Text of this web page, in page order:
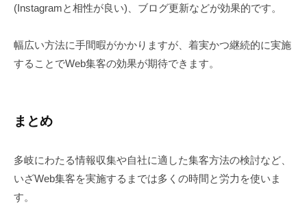
(Instagramと相性が良い)、ブログ更新などが効果的です。
幅広い方法に手間暇がかかりますが、着実かつ継続的に実施
することでWeb集客の効果が期待できます。
まとめ
多岐にわたる情報収集や自社に適した集客方法の検討など、
いざWeb集客を実施するまでは多くの時間と労力を使いま
す。